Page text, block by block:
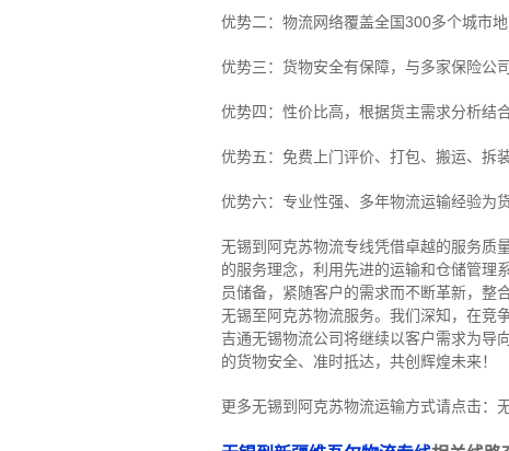
优势二：物流网络覆盖全国300多个城市
优势三：货物安全有保障，与多家保险公
优势四：性价比高，根据货主需求分析结
优势五：免费上门评价、打包、搬运、拆
优势六：专业性强、多年物流运输经验为
无锡到阿克苏物流专线凭借卓越的服务质
的服务理念，利用先进的运输和仓储管理
员储备，紧随客户的需求而不断革新，整
无锡至阿克苏物流服务。 我们深知，在竞
吉通无锡物流公司将继续以客户需求为导
的货物安全、准时抵达，共创辉煌未来！
更多无锡到阿克苏物流运输方式请点击：